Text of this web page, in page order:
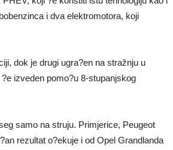
i dva elektromotora, koji
dok je drugi ugra?en na stražnju u
izveden pomo?u 8-stupanjskog
samo na struju. Primjerice, Peugeot
rezultat o?ekuje i od Opel Grandlanda